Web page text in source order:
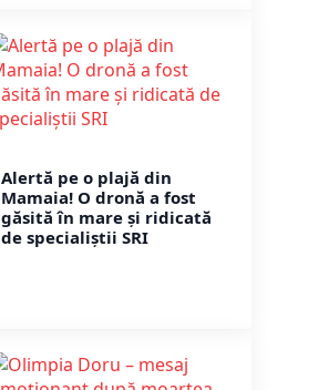
Alertă pe o plajă din
Mamaia! O dronă a fost
găsită în mare și ridicată
de specialiștii SRI